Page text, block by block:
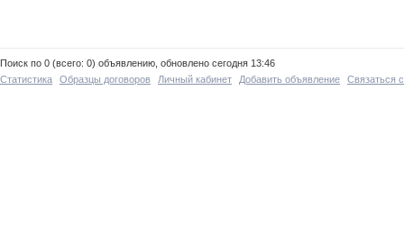
Поиск по 0 (всего: 0) объявлению, обновлено сегодня 13:46
Статистика
Образцы договоров Личный кабинет Добавить объявление Связаться